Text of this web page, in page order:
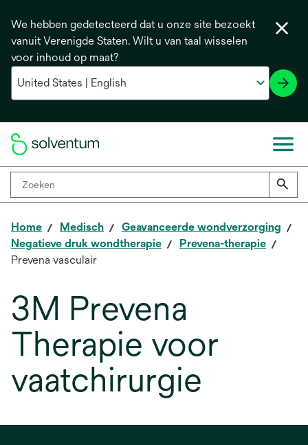
We hebben gedetecteerd dat u onze site bezoekt
vanuit Verenigde Staten. Wilt u van taal wisselen
voor inhoud op maat?
Home Medisch
Geavanceerde wondverzorging
Negatieve druk wondtherapie
Prevena-therapie
Prevena vasculair
3M Prevena
Therapie voor
vaatchirurgie